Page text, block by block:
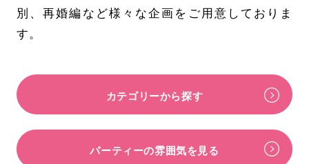
別、再婚編など様々な企画をご用意しておりま
す。
カテゴリーから探す
パーティーの雰囲気を見る